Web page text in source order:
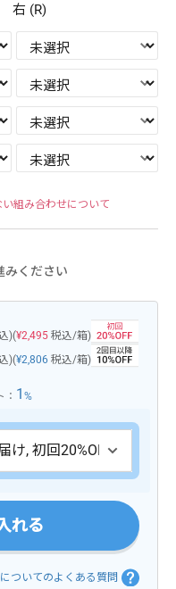
右 (R)
組み合わせについて
みください
)(¥2,495 税込/箱)
)(¥2,806 税込/箱)
1 %
れる
ついてのよくある質問